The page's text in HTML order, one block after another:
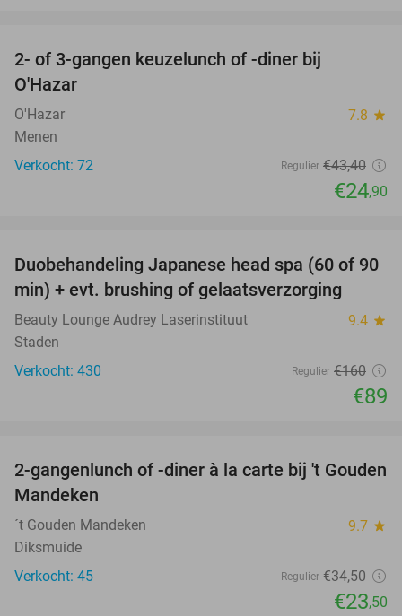
2- of 3-gangen keuzelunch of -diner bij
O'Hazar
O'Hazar 7.8 star
Menen
Verkocht: 72
Regulier €43,40
€24,90
44%
Duobehandeling Japanese head spa (60 of 90
min) + evt. brushing of gelaatsverzorging
Beauty Lounge Audrey Laserinstituut 9.4 star
Staden
Verkocht: 430
Regulier €160
€89
32%
2-gangenlunch of -diner à la carte bij 't Gouden
Mandeken
´t Gouden Mandeken 9.7 star
Diksmuide
Verkocht: 45
Regulier €34,50
€23,50